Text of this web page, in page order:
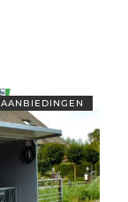
AANBIEDINGEN